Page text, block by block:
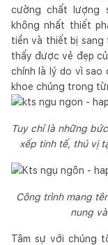
cường chất lượng
không nhất thiết
tiền và thiết bị sang
thấy được vẻ đẹp
chính là lý do vì sao
khoe chúng trong
Tuy chỉ là những
xếp tinh tế, thú vị
Công trình mang
nung
Tâm sự với chúng